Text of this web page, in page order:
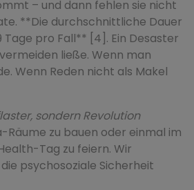
– und dann fehlen sie nicht
**Die durchschnittliche Dauer
Tage pro Fall** [4]. Ein Desaster
ließe. Wenn man
Wenn Reden nicht als Makel
sondern Revolution
Räume zu bauen oder einmal im
Tag zu feiern. Wir
psychosoziale Sicherheit